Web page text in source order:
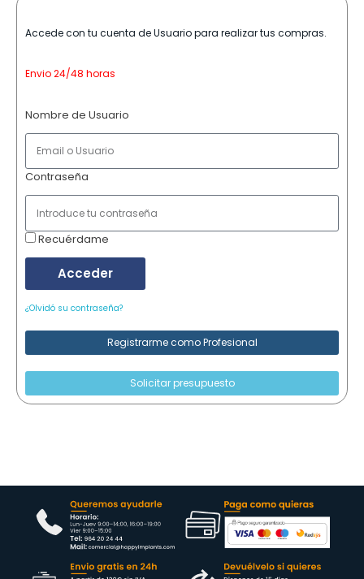
Accede con tu cuenta de Usuario para realizar tus compras.
Envio 24/48 horas
Nombre de Usuario
Contraseña
Recuérdame
Acceder
¿Olvidó su contraseña?
Registrarme como Profesional
Solicitar presupuesto